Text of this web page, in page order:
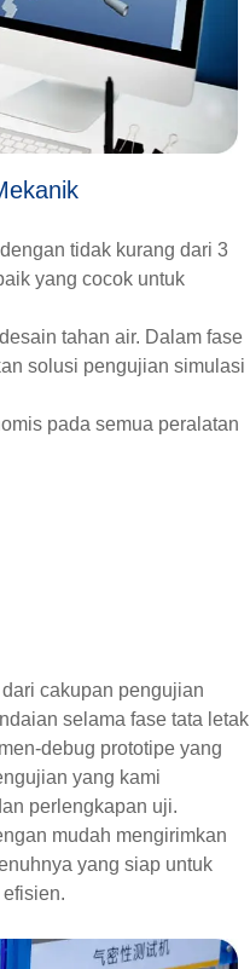
tidak kurang dari 3
yang cocok untuk
tahan air. Dalam fase
solusi pengujian simulasi
pada semua peralatan
cakupan pengujian
selama fase tata letak
debug prototipe yang
yang kami
perlengkapan uji.
mudah mengirimkan
yang siap untuk